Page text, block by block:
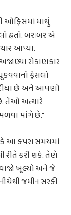
ઓફિસમાં માથું
હતો. બરાબર એ
આપ્યા.
રોકાણકાર
ફેંસલો
દીધા છે અને આપણો
તેઓ અત્યારે
માંગે છે."
કે આ કપરા સમયમાં
રીતે કરી શકે. તેણે
ખૂલ્યો અને જે
જમીન સરકી